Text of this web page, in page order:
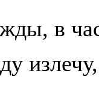
в
излечу,